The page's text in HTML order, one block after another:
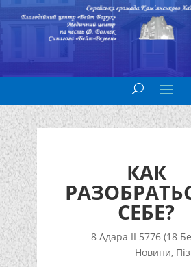
КАК
СЕБЕ?
8 Адара II 5776 (18
Новини,